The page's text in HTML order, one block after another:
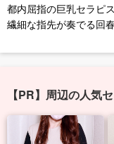
都内屈指の巨乳セラピ
繊細な指先が奏でる回
【PR】周辺の人気